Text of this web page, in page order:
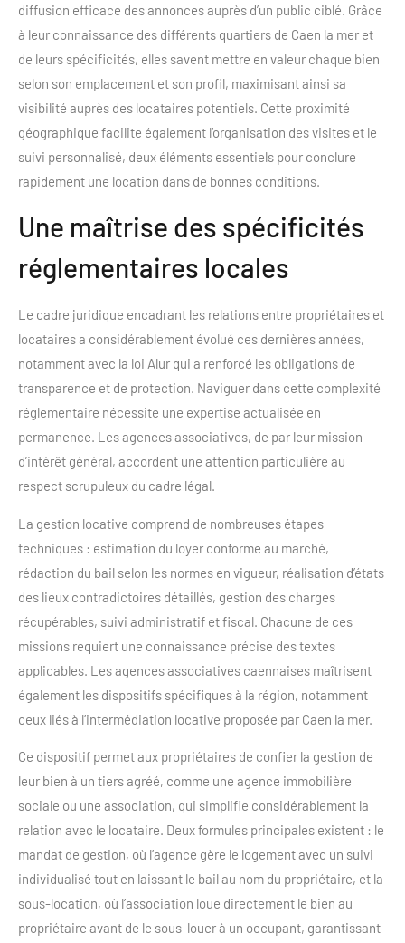
diffusion efficace des annonces auprès d’un public ciblé. Grâce
à leur connaissance des différents quartiers de Caen la mer et
de leurs spécificités, elles savent mettre en valeur chaque bien
selon son emplacement et son profil, maximisant ainsi sa
visibilité auprès des locataires potentiels. Cette proximité
géographique facilite également l’organisation des visites et le
suivi personnalisé, deux éléments essentiels pour conclure
rapidement une location dans de bonnes conditions.
Une maîtrise des spécificités
réglementaires locales
Le cadre juridique encadrant les relations entre propriétaires et
locataires a considérablement évolué ces dernières années,
notamment avec la loi Alur qui a renforcé les obligations de
transparence et de protection. Naviguer dans cette complexité
réglementaire nécessite une expertise actualisée en
permanence. Les agences associatives, de par leur mission
d’intérêt général, accordent une attention particulière au
respect scrupuleux du cadre légal.
La gestion locative comprend de nombreuses étapes
techniques : estimation du loyer conforme au marché,
rédaction du bail selon les normes en vigueur, réalisation d’états
des lieux contradictoires détaillés, gestion des charges
récupérables, suivi administratif et fiscal. Chacune de ces
missions requiert une connaissance précise des textes
applicables. Les agences associatives caennaises maîtrisent
également les dispositifs spécifiques à la région, notamment
ceux liés à l’intermédiation locative proposée par Caen la mer.
Ce dispositif permet aux propriétaires de confier la gestion de
leur bien à un tiers agréé, comme une agence immobilière
sociale ou une association, qui simplifie considérablement la
relation avec le locataire. Deux formules principales existent : le
mandat de gestion, où l’agence gère le logement avec un suivi
individualisé tout en laissant le bail au nom du propriétaire, et la
sous-location, où l’association loue directement le bien au
propriétaire avant de le sous-louer à un occupant, garantissant